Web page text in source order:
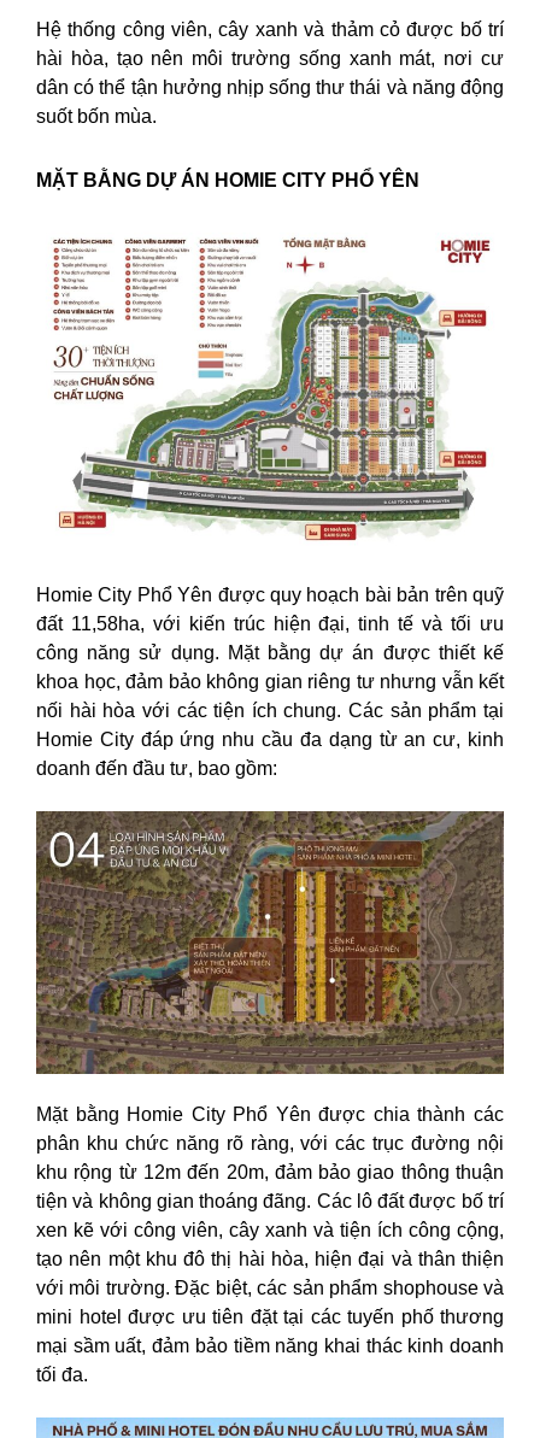
Hệ thống công viên, cây xanh và thảm cỏ được bố trí
hài hòa, tạo nên môi trường sống xanh mát, nơi cư
dân có thể tận hưởng nhịp sống thư thái và năng động
suốt bốn mùa.
MẶT BẰNG DỰ ÁN HOMIE CITY PHỔ YÊN
Homie City Phổ Yên được quy hoạch bài bản trên quỹ
đất 11,58ha, với kiến trúc hiện đại, tinh tế và tối ưu
công năng sử dụng. Mặt bằng dự án được thiết kế
khoa học, đảm bảo không gian riêng tư nhưng vẫn kết
nối hài hòa với các tiện ích chung. Các sản phẩm tại
Homie City đáp ứng nhu cầu đa dạng từ an cư, kinh
doanh đến đầu tư, bao gồm:
Mặt bằng Homie City Phổ Yên được chia thành các
phân khu chức năng rõ ràng, với các trục đường nội
khu rộng từ 12m đến 20m, đảm bảo giao thông thuận
tiện và không gian thoáng đãng. Các lô đất được bố trí
xen kẽ với công viên, cây xanh và tiện ích công cộng,
tạo nên một khu đô thị hài hòa, hiện đại và thân thiện
với môi trường. Đặc biệt, các sản phẩm shophouse và
mini hotel được ưu tiên đặt tại các tuyến phố thương
mại sầm uất, đảm bảo tiềm năng khai thác kinh doanh
tối đa.